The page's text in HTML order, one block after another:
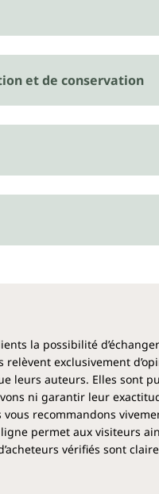
et de conservation
la possibilité
exclusivement
leurs auteurs. Elles sont
ni garantir leur
recommandons
permet aux visiteurs
vérifiés sont